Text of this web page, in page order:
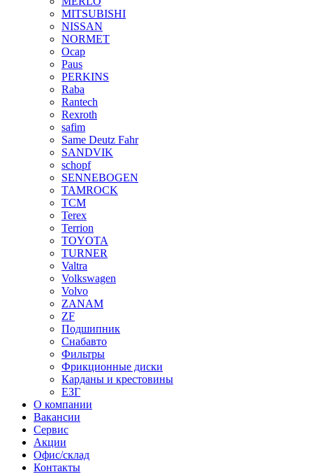
MITSUBISHI
NISSAN
NORMET
Ocap
Paus
PERKINS
Raba
Rantech
Rexroth
safim
Same Deutz Fahr
SANDVIK
schopf
SENNEBOGEN
TAMROCK
TCM
Terex
Terrion
TOYOTA
TURNER
Valtra
Volkswagen
Volvo
ZANAM
ZF
Подшипник
Снабавто
Фильтры
Фрикционные диски
Карданы и крестовины
ЕЗГ
О компании
Вакансии
Сервис
Акции
Офис/склад
Контакты